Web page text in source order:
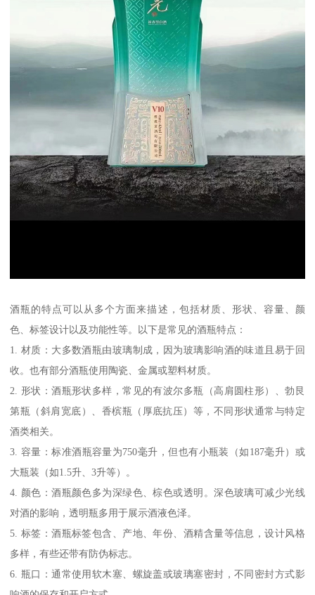
酒瓶的特点可以从多个方面来描述，包括材质、形状、容量、颜
色、标签设计以及功能性等。以下是常见的酒瓶特点：
1. 材质：大多数酒瓶由玻璃制成，因为玻璃影响酒的味道且易于回
收。也有部分酒瓶使用陶瓷、金属或塑料材质。
2. 形状：酒瓶形状多样，常见的有波尔多瓶（高肩圆柱形）、勃艮
第瓶（斜肩宽底）、香槟瓶（厚底抗压）等，不同形状通常与特定
酒类相关。
3. 容量：标准酒瓶容量为750毫升，但也有小瓶装（如187毫升）或
大瓶装（如1.5升、3升等）。
4. 颜色：酒瓶颜色多为深绿色、棕色或透明。深色玻璃可减少光线
对酒的影响，透明瓶多用于展示酒液色泽。
5. 标签：酒瓶标签包含、产地、年份、酒精含量等信息，设计风格
多样，有些还带有防伪标志。
6. 瓶口：通常使用软木塞、螺旋盖或玻璃塞密封，不同密封方式影